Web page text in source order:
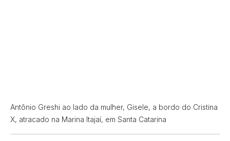
Antônio Greshi ao lado da mulher, Gisele, a bordo do Cristina
X, atracado na Marina Itajaí, em Santa Catarina